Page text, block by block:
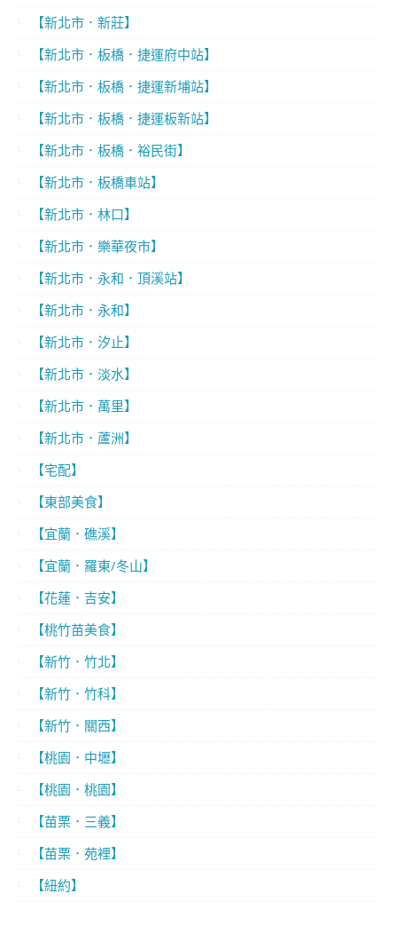
【新北市．新莊】
【新北市．板橋．捷運府中站】
【新北市．板橋．捷運新埔站】
【新北市．板橋．捷運板新站】
【新北市．板橋．裕民街】
【新北市．板橋車站】
【新北市．林口】
【新北市．樂華夜市】
【新北市．永和．頂溪站】
【新北市．永和】
【新北市．汐止】
【新北市．淡水】
【新北市．萬里】
【新北市．蘆洲】
【宅配】
【東部美食】
【宜蘭．礁溪】
【宜蘭．羅東/冬山】
【花蓮．吉安】
【桃竹苗美食】
【新竹．竹北】
【新竹．竹科】
【新竹．關西】
【桃園．中壢】
【桃園．桃園】
【苗栗．三義】
【苗栗．苑裡】
【紐約】